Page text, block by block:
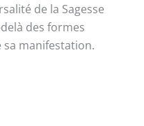
de la Sagesse
des formes
manifestation.